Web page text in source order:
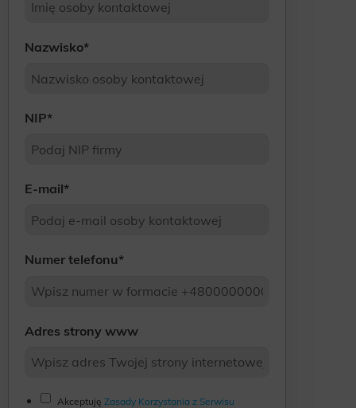
Nazwisko*
NIP*
E-mail*
Numer telefonu*
Adres strony www
Akceptuję Zasady Korzystania z Serwisu